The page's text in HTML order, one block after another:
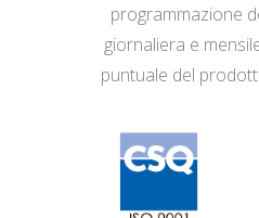
programmazione
giornaliera e
puntuale del